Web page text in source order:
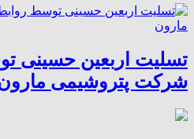
تسلیت اربعین حسینی
شرکت پتروشیمی